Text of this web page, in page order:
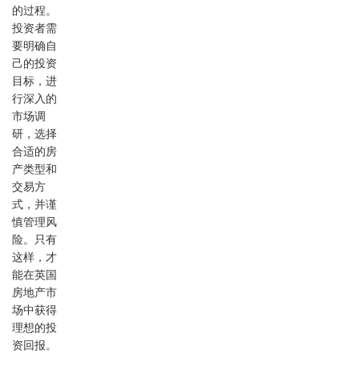
的过程。
投资者需
要明确自
己的投资
目标，进
行深入的
市场调
研，选择
合适的房
产类型和
交易方
式，并谨
慎管理风
险。只有
这样，才
能在英国
房地产市
场中获得
理想的投
资回报。